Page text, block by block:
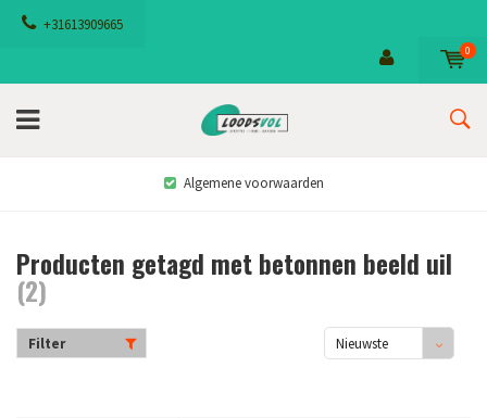
+31613909665
0
Algemene voorwaarden
Producten getagd met betonnen beeld uil
(2)
Filter
Nieuwste